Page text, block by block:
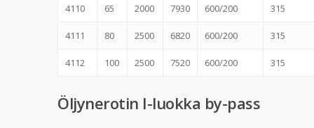
4110 65 2000 7930 600/200 315
4111 80 2500 6820 600/200 315
4112 100 2500 7520 600/200 315
Öljynerotin I-luokka by-pass